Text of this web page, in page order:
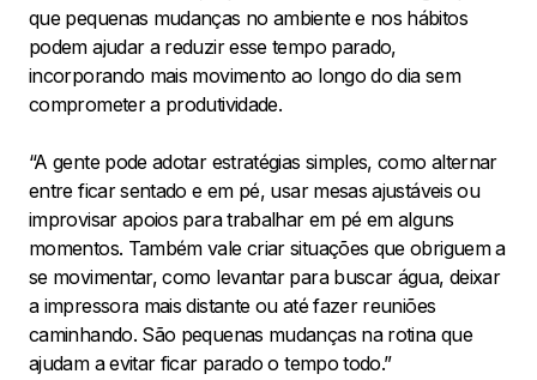
que pequenas mudanças no ambiente e nos hábitos
podem ajudar a reduzir esse tempo parado,
incorporando mais movimento ao longo do dia sem
comprometer a produtividade.
“A gente pode adotar estratégias simples, como alternar
entre ficar sentado e em pé, usar mesas ajustáveis ou
improvisar apoios para trabalhar em pé em alguns
momentos. Também vale criar situações que obriguem a
se movimentar, como levantar para buscar água, deixar
a impressora mais distante ou até fazer reuniões
caminhando. São pequenas mudanças na rotina que
ajudam a evitar ficar parado o tempo todo.”